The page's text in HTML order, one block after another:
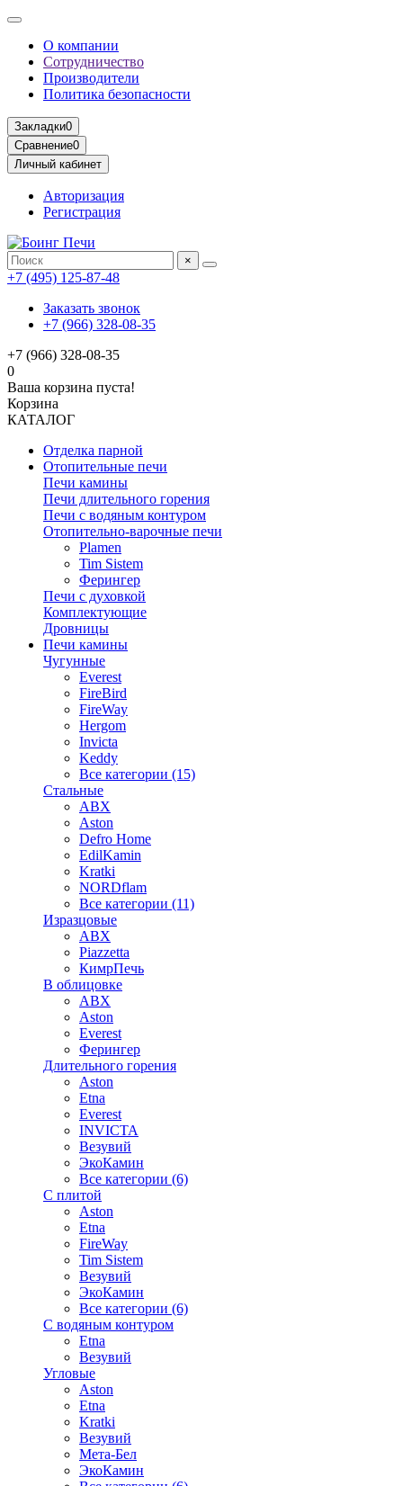
О компании
Сотрудничество
Производители
Политика безопасности
Закладки0
Сравнение0
Личный кабинет
Авторизация
Регистрация
×
+7 (495) 125-87-48
Заказать звонок
+7 (966) 328-08-35
+7 (966) 328-08-35
0
Ваша корзина пуста!
Корзина
КАТАЛОГ
Отделка парной
Отопительные печи
Печи камины
Печи длительного горения
Печи с водяным контуром
Отопительно-варочные печи
Plamen
Tim Sistem
Ферингер
Печи с духовкой
Комплектующие
Дровницы
Печи камины
Чугунные
Everest
FireBird
FireWay
Hergom
Invicta
Keddy
Все категории (15)
Стальные
ABX
Aston
Defro Home
EdilKamin
Kratki
NORDflam
Все категории (11)
Изразцовые
ABX
Piazzetta
КимрПечь
В облицовке
ABX
Aston
Everest
Ферингер
Длительного горения
Aston
Etna
Everest
INVICTA
Везувий
ЭкоКамин
Все категории (6)
С плитой
Aston
Etna
FireWay
Tim Sistem
Везувий
ЭкоКамин
Все категории (6)
С водяным контуром
Etna
Везувий
Угловые
Aston
Etna
Kratki
Везувий
Мета-Бел
ЭкоКамин